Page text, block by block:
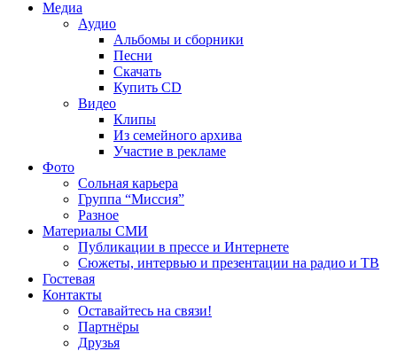
Медиа
Аудио
Альбомы и сборники
Песни
Скачать
Купить CD
Видео
Клипы
Из семейного архива
Участие в рекламе
Фото
Сольная карьера
Группа “Миссия”
Разное
Материалы СМИ
Публикации в прессе и Интернете
Сюжеты, интервью и презентации на радио и ТВ
Гостевая
Контакты
Оставайтесь на связи!
Партнёры
Друзья